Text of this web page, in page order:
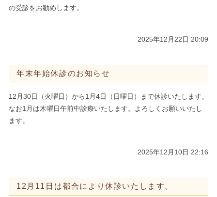
の受診をお勧めします。
2025年12月22日 20:09
年末年始休診のお知らせ
12月30日（火曜日）から1月4日（日曜日）まで休診いたします。
なお1月は木曜日午前中診療いたします。よろしくお願いいたし
ます。
2025年12月10日 22:16
12月11日は都合により休診いたします。